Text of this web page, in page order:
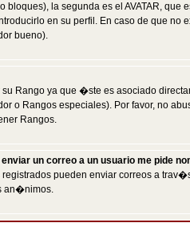
bloques), la segunda es el AVATAR,
en su perfil. En caso de que
bueno).
Rango ya que �ste es asociado
o Rangos especiales). Por favor, no
Rangos.
un correo a un usuario me pide
pueden enviar correos a
an�nimos.